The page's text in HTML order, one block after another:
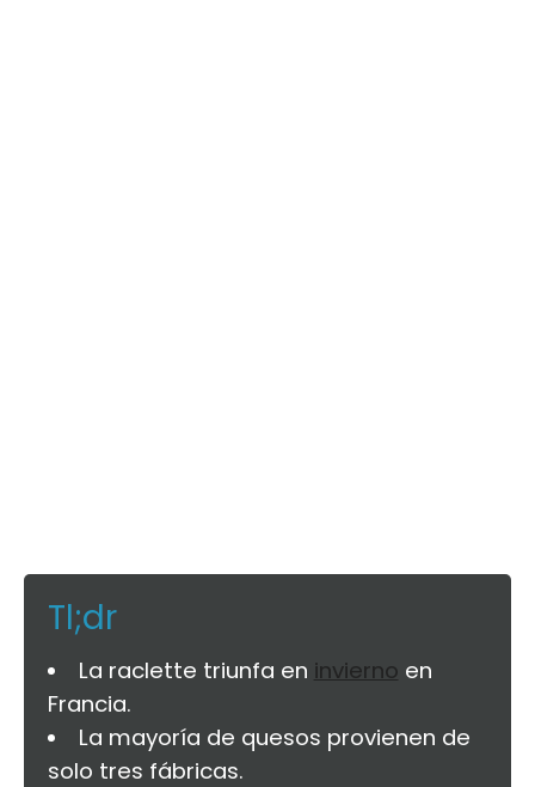
Tl;dr
La raclette triunfa en invierno en
Francia.
La mayoría de quesos provienen de
solo tres fábricas.